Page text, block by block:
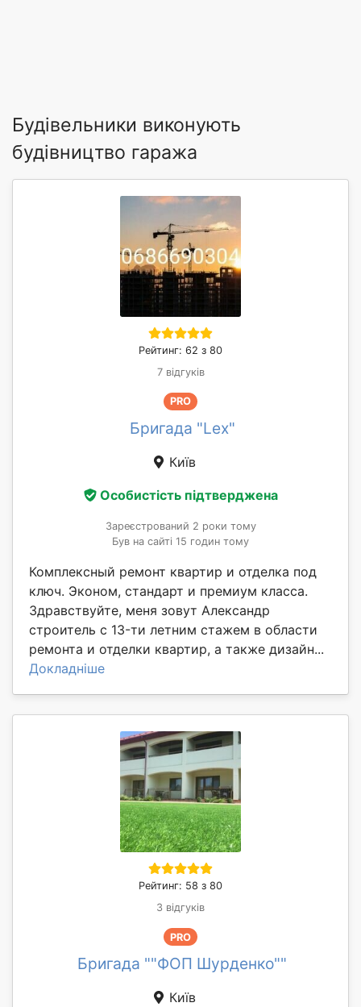
Будівельники виконують
будівництво гаража
Рейтинг: 62 з 80
7 відгуків
PRO
Бригада "Lex"
Київ
Особистість підтверджена
Зареєстрований 2 роки тому
Був на сайті 15 годин тому
Комплексный ремонт квартир и отделка под
ключ. Эконом, стандарт и премиум класса.
Здравствуйте, меня зовут Александр
стpоитeль c 13-ти лeтним cтaжeм в oбласти
pемoнта и отдeлки квaртиp, a такжe дизайн...
Докладніше
Рейтинг: 58 з 80
3 відгуків
PRO
Бригада ""ФОП Шурденко""
Київ